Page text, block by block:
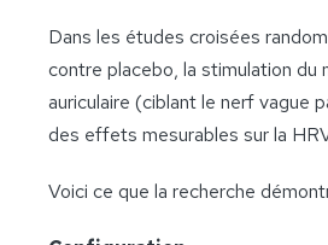
Dans les études croisées
contre placebo, la stimulation du
auriculaire (ciblant le nerf vague
des effets mesurables sur la
Voici ce que la recherche